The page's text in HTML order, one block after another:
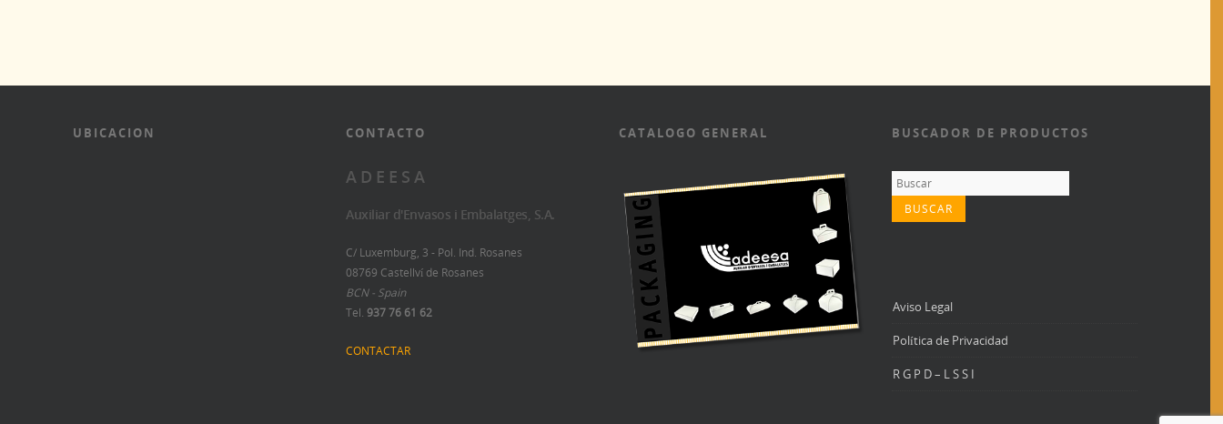
UBICACION CONTACTO
A D E E S A
Auxiliar d'Envasos i Embalatges, S.A.
C/ Luxemburg, 3 - Pol. Ind. Rosanes
08769 Castellví de Rosanes
BCN - Spain
Tel. 937 76 61 62
CONTACTAR
CATALOGO GENERAL BUSCADOR DE PRODUCTOS
Aviso Legal
Política de Privacidad
R G P D – L S S I